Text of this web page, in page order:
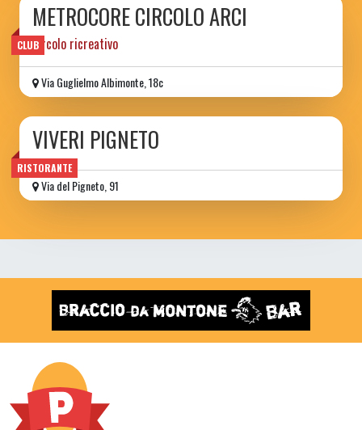
CLUB
METROCORE CIRCOLO ARCI
circolo ricreativo
Via Guglielmo Albimonte, 18c
RISTORANTE
VIVERI PIGNETO
Via del Pigneto, 91